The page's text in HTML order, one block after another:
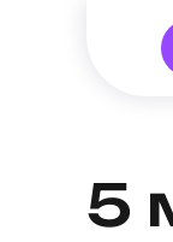
5